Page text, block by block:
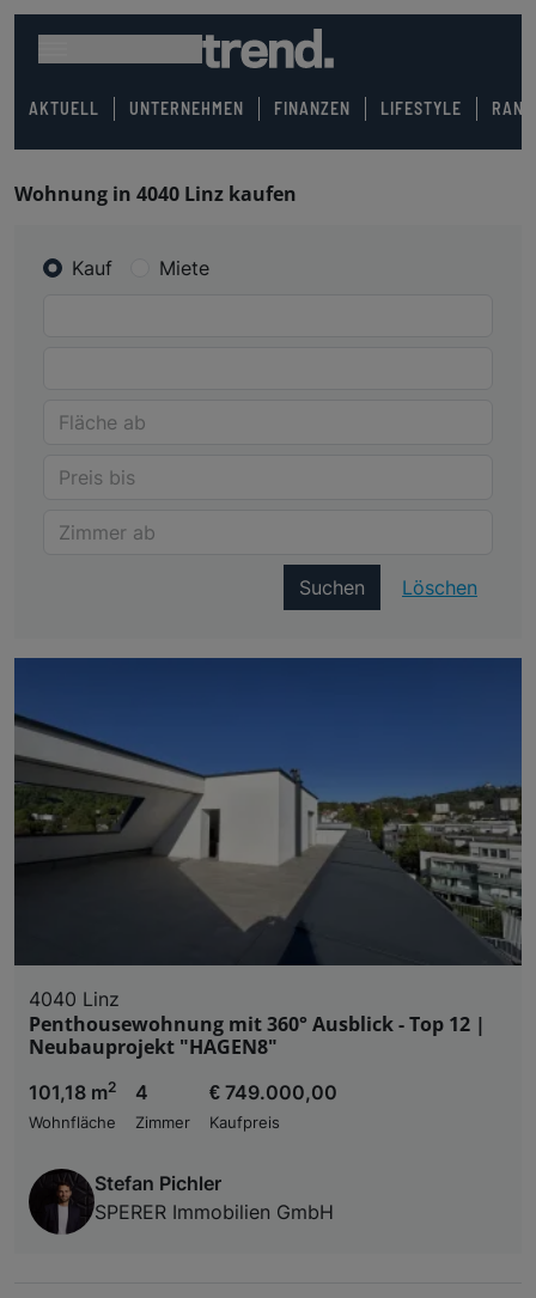
AKTUELL UNTERNEHMEN FINANZEN LIFESTYLE
Wohnung in 4040 Linz kaufen
Kauf Miete
Suchen Löschen
4040 Linz
Penthousewohnung mit 360° Ausblick - Top 12 |
Neubauprojekt "HAGEN8"
101,18 m2
Wohnfläche
4
Zimmer
€ 749.000,00
Kaufpreis
Stefan Pichler
SPERER Immobilien GmbH